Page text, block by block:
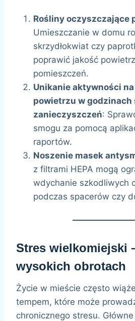
Rośliny oczyszczające
Umieszczanie w domu
skrzydłokwiat czy
poprawić jakość
pomieszczeń.
Unikanie aktywności
powietrzu w godzinach
zanieczyszczeń:
smogu za pomocą
raportów.
Noszenie masek
z filtrami HEPA mogą
wdychanie szkodliwych
podczas spacerów czy
Stres wielkomiejski
wysokich obrotach
Życie w mieście często
tempem, które może
chronicznego stresu.